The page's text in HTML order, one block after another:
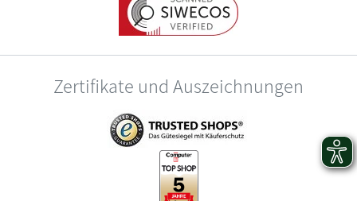
Zertifikate und Auszeichnungen